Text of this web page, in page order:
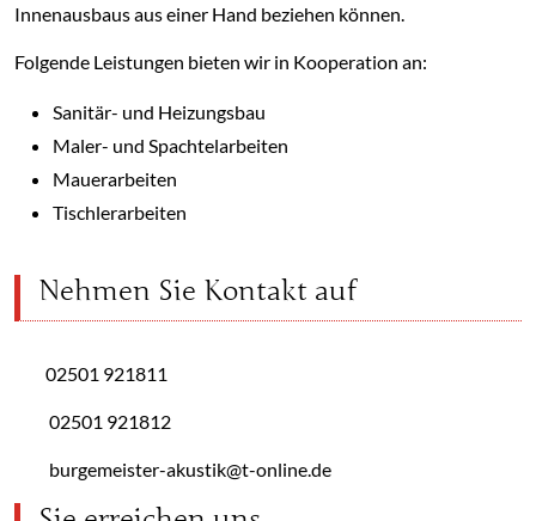
Innenausbaus aus einer Hand beziehen können.
Folgende Leistungen bieten wir in Kooperation an:
Sanitär- und Heizungsbau
Maler- und Spachtelarbeiten
Mauerarbeiten
Tischlerarbeiten
Nehmen Sie Kontakt auf
02501 921811
02501 921812
burgemeister-akustik@t-online.de